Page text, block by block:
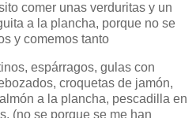
comer unas verduritas y un
a la plancha, porque no se
y comemos tanto
espárragos, gulas con
croquetas de jamón,
a la plancha, pescadilla en
(no se porque se me han